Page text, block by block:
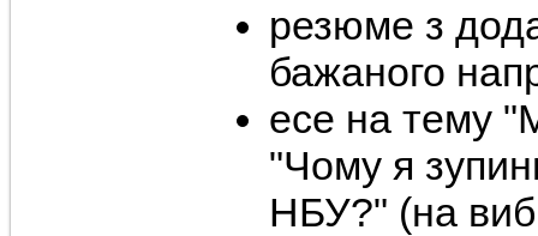
резюме з
бажаного
есе на тему
"Чому я
НБУ?" (на